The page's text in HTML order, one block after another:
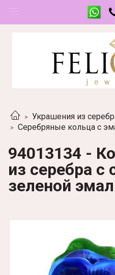
Украшения из
Серебряные кольца с
94013134 -
из серебра с
зеленой